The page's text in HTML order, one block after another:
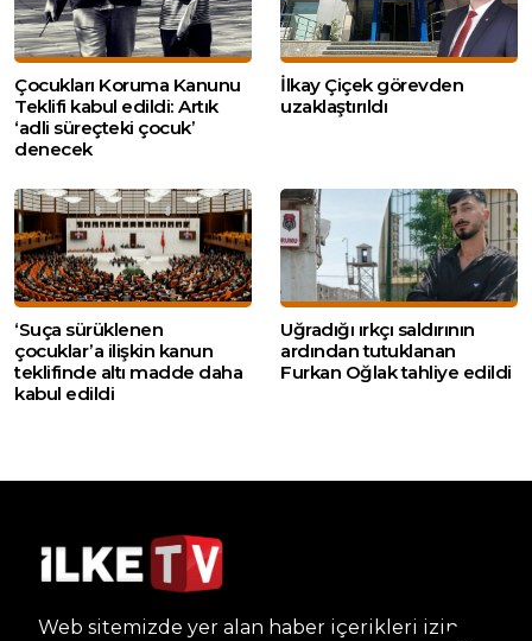
Çocukları Koruma Kanunu
Teklifi kabul edildi: Artık
‘adli süreçteki çocuk’
denecek
İlkay Çiçek görevden
uzaklaştırıldı
‘Suça sürüklenen
çocuklar’a ilişkin kanun
teklifinde altı madde daha
kabul edildi
Uğradığı ırkçı saldırının
ardından tutuklanan
Furkan Oğlak tahliye edildi
Web sitemizde yer alan haber içerikleri izin